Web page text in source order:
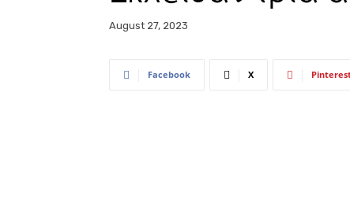
August 27, 2023
Facebook X